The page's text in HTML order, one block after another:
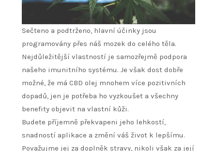
Sečteno a podtrženo, hlavní účinky jsou
programovány přes náš mozek do celého těla.
Nejdůležitější vlastností je samozřejmě podpora
našeho imunitního systému. Je však dost dobře
možné, že má CBD olej mnohem více pozitivních
dopadů, jen je potřeba ho vyzkoušet a všechny
benefity objevit na vlastní kůži.
Budete příjemně překvapeni jeho lehkostí,
snadností aplikace a změní váš život k lepšímu.
Považujme jej za doplněk stravy, nikoli však za její